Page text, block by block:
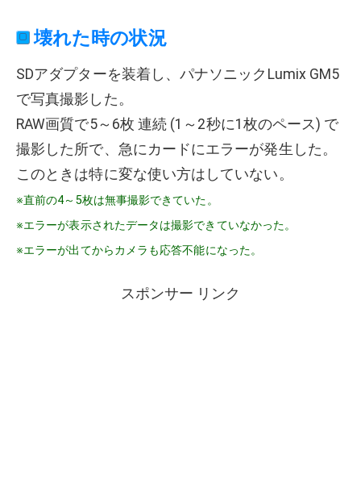
壊れた時の状況
SDアダプターを装着し、パナソニックLumix GM5
で写真撮影した。
RAW画質で5～6枚 連続 (1～2秒に1枚のペース) で
撮影した所で、急にカードにエラーが発生した。
このときは特に変な使い方はしていない。
※直前の4～5枚は無事撮影できていた。
※エラーが表示されたデータは撮影できていなかった。
※エラーが出てからカメラも応答不能になった。
スポンサー リンク